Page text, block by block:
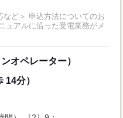
いてのお
ュアルに沿った受電業務がメ
オペレーター）
分）